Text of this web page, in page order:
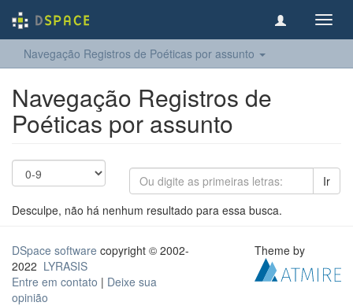
Navegação Registros de Poéticas por assunto
Navegação Registros de
Poéticas por assunto
Ir
Desculpe, não há nenhum resultado para essa busca.
DSpace software copyright © 2002-
2022 LYRASIS
Entre em contato | Deixe sua
opinião
Theme by